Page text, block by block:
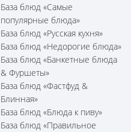
База блюд «Самые
популярные блюда»
База блюд «Русская кухня»
База блюд «Недорогие блюда»
База блюд «Банкетные блюда
& Фуршеты»
База блюд «Фастфуд &
Блинная»
База блюд «Блюда к пиву»
База блюд «Правильное